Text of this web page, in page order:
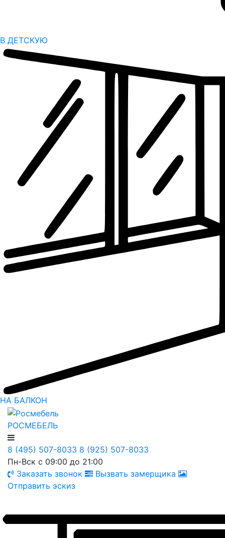
В ДЕТСКУЮ
НА БАЛКОН
РОСМЕБЕЛЬ
8 (495) 507-8033 8 (925) 507-8033
Пн-Вск с 09:00 до 21:00
Заказать звонок
Вызвать замерщика
Отправить эскиз